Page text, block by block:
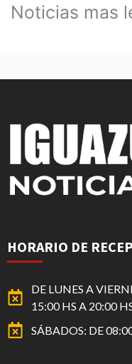
Noticias mas
HORARIO DE
DE LUNES A
15:00 HS A 20:00
SÁBADOS: DE